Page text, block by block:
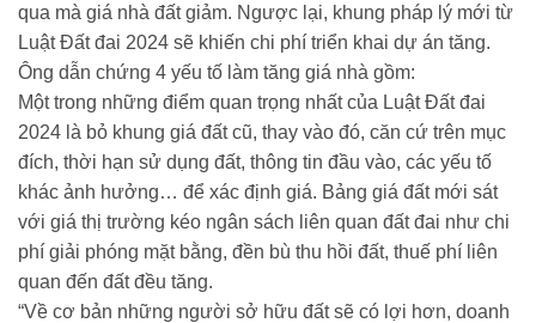
qua mà giá nhà đất giảm. Ngược lại, khung pháp lý mới từ
Luật Đất đai 2024 sẽ khiến chi phí triển khai dự án tăng.
Ông dẫn chứng 4 yếu tố làm tăng giá nhà gồm:
Một trong những điểm quan trọng nhất của Luật Đất đai
2024 là bỏ khung giá đất cũ, thay vào đó, căn cứ trên mục
đích, thời hạn sử dụng đất, thông tin đầu vào, các yếu tố
khác ảnh hưởng… để xác định giá. Bảng giá đất mới sát
với giá thị trường kéo ngân sách liên quan đất đai như chi
phí giải phóng mặt bằng, đền bù thu hồi đất, thuế phí liên
quan đến đất đều tăng.
“Về cơ bản những người sở hữu đất sẽ có lợi hơn, doanh